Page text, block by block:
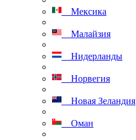
Мексика
Малайзия
Нидерланды
Норвегия
Новая Зеландия
Оман